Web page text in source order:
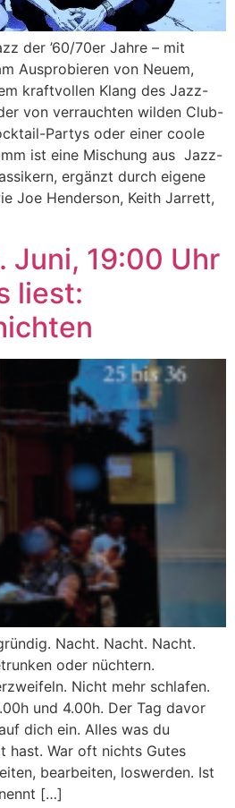
der ’60/70er Jahre – mit
Ausprobieren von Neuem,
kraftvollen Klang des Jazz-
von verrauchten wilden Club-
Partys oder einer coole
ist eine Mischung aus Jazz-
ergänzt durch eigene
Joe Henderson, Keith Jarrett,
Juni, 19:00 Uhr
liest:
Nacht. Nacht. Nacht.
oder nüchtern.
Nicht mehr schlafen.
und 4.00h. Der Tag davor
dich ein. Alles was du
hast. War oft nichts Gutes
bearbeiten, loswerden. Ist
[…]